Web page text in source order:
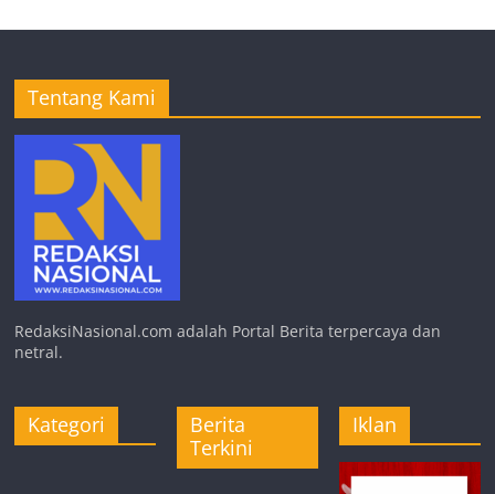
Tentang Kami
RedaksiNasional.com adalah Portal Berita terpercaya dan
netral.
Kategori
Berita
Terkini
Iklan